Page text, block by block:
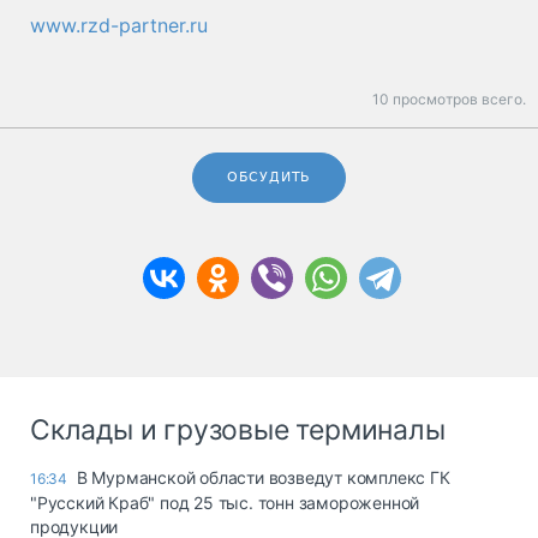
www.rzd-partner.ru
10 просмотров всего.
ОБСУДИТЬ
Склады и грузовые терминалы
16:34
В Мурманской области возведут комплекс ГК
"Русский Краб" под 25 тыс. тонн замороженной
продукции